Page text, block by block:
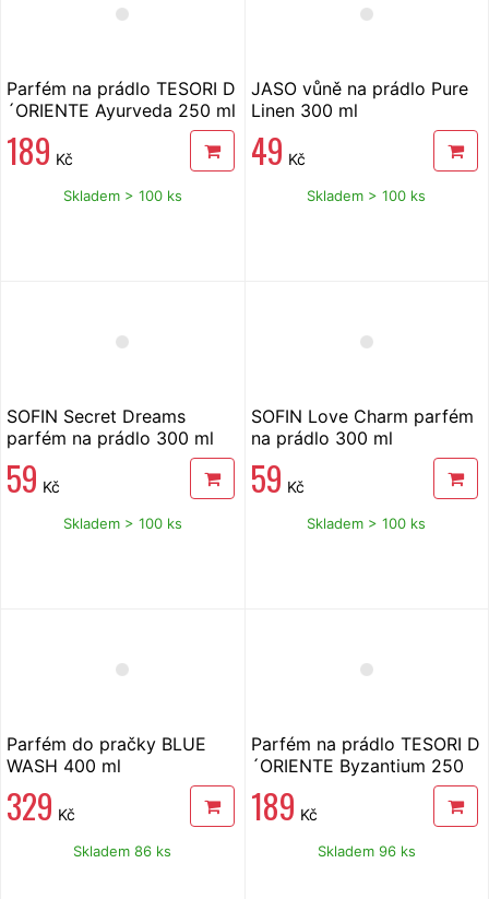
Parfém na prádlo TESORI D
´ORIENTE Ayurveda 250 ml
189 Kč
Skladem > 100 ks
JASO vůně na prádlo Pure
Linen 300 ml
49 Kč
Skladem > 100 ks
SOFIN Secret Dreams
parfém na prádlo 300 ml
59 Kč
Skladem > 100 ks
SOFIN Love Charm parfém
na prádlo 300 ml
59 Kč
Skladem > 100 ks
Parfém do pračky BLUE
WASH 400 ml
329 Kč
Skladem 86 ks
Parfém na prádlo TESORI D
´ORIENTE Byzantium 250
189 Kč
Skladem 96 ks